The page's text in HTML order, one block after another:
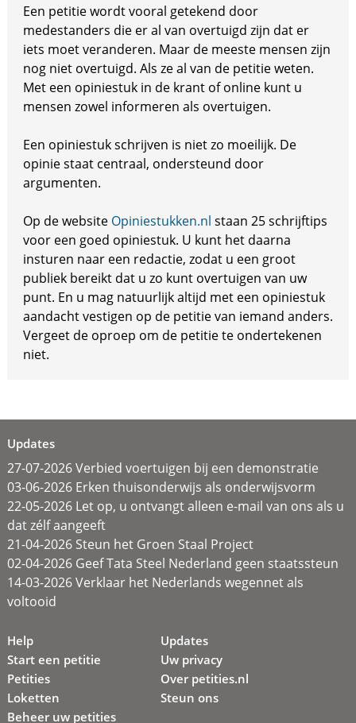
Een petitie wordt vooral getekend door
medestanders die er al van overtuigd zijn dat er
iets moet veranderen. Maar de meeste mensen zijn
nog niet overtuigd. Als ze al van de petitie weten.
Met een opiniestuk in de krant of online kunt u
mensen zowel informeren als overtuigen.
Een opiniestuk schrijven is niet zo moeilijk. De
opinie staat centraal, ondersteund door
argumenten.
Op de website Opiniestukken.nl staan 25 schrijftips
voor een goed opiniestuk. U kunt het daarna
insturen naar een redactie, zodat u een groot
publiek bereikt dat u zo kunt overtuigen van uw
punt. En u mag natuurlijk altijd met een opiniestuk
aandacht vestigen op de petitie van iemand anders.
Vergeet de oproep om de petitie te ondertekenen
niet.
Updates
27-07-2026 Verbied voertuigen bij een demonstratie
03-06-2026 Erken thuisonderwijs als onderwijsvorm
22-05-2026 Let op, u ontvangt alleen e-mail van ons als u
dat zélf aangeeft
21-04-2026 Steun het Groen Staal Project
02-04-2026 Geef Tata Steel Nederland geen staatssteun
14-03-2026 Verklaar het Nederlands wegennet als
voltooid
Help
Start een petitie
Petities
Loketten
Beheer uw petities
Updates
Uw privacy
Over petities.nl
Steun ons